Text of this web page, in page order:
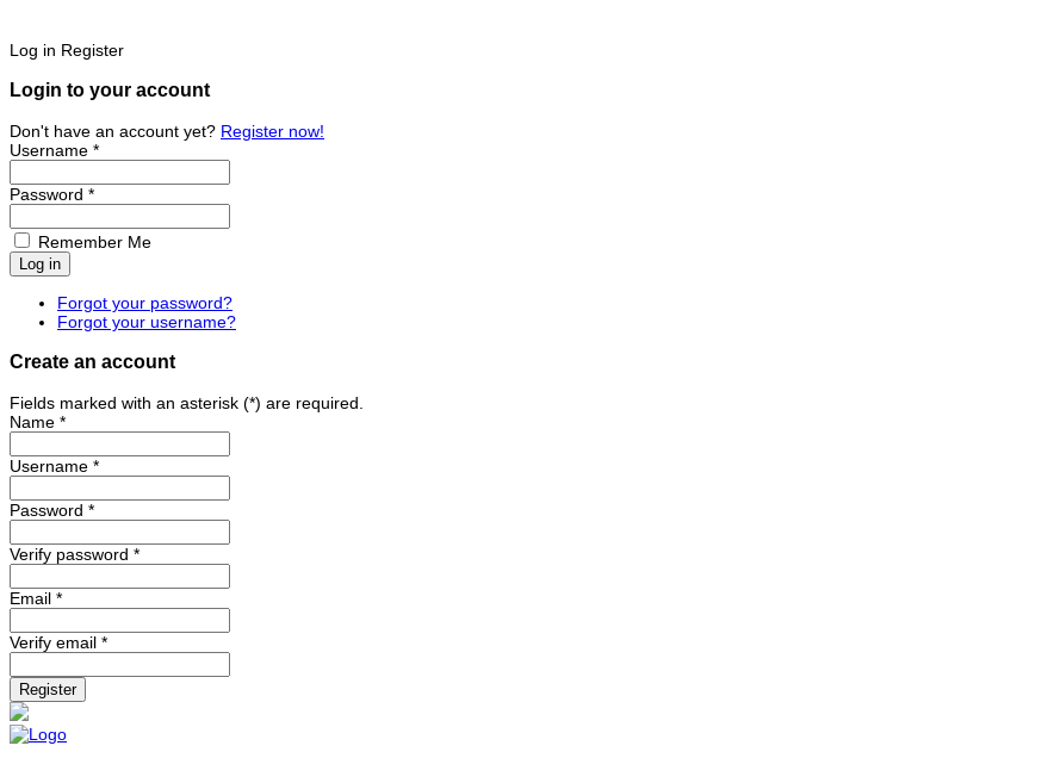
Log in Register
Login to your account
Don't have an account yet? Register now!
Username *
Password *
Remember Me
Forgot your password?
Forgot your username?
Create an account
Fields marked with an asterisk (*) are required.
Name *
Username *
Password *
Verify password *
Email *
Verify email *
Register